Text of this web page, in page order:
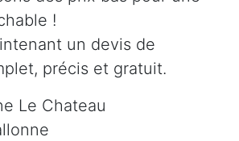
!
un devis de
précis et gratuit.
Le Chateau